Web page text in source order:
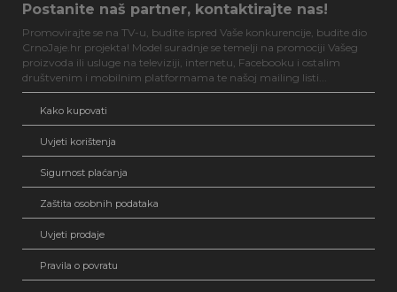
Postanite naš partner, kontaktirajte nas!
Promovirajte se na TV-u, budite ispred Vaše konkurencije, budite dio
CrnoJaje.hr projekta! Model suradnje se temelji na promociji Vašeg
proizvoda ili usluge na televiziji, internetu, Facebooku i ostalim
društvenim i mobilnim platformama te našoj mailing listi...
Kako kupovati
Uvjeti korištenja
Sigurnost plaćanja
Zaštita osobnih podataka
Uvjeti prodaje
Pravila o povratu